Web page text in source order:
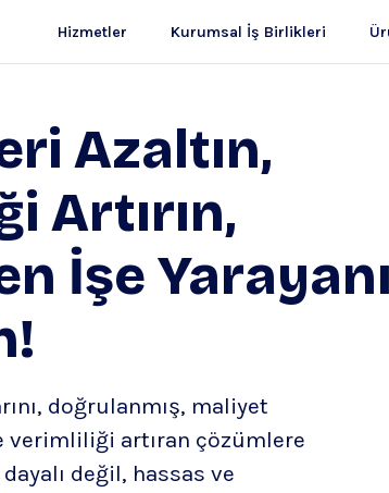
Hizmetler Kurumsal İş Birlikleri
Azaltın,
Artırın,
İşe Yarayanı
doğrulanmış, maliyet
verimliliği artıran çözümlere
değil, hassas ve